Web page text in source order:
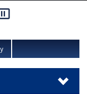
vnútra SR.